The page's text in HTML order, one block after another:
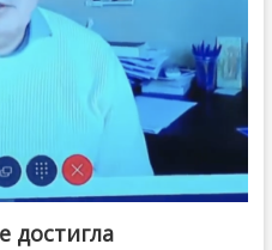
достигла